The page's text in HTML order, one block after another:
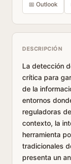
📅 Outlook
DESCRIPCIÓN
La detección
crítica para
de la
entornos
reguladoras
contexto, la
herramienta
tradicionales
presenta un